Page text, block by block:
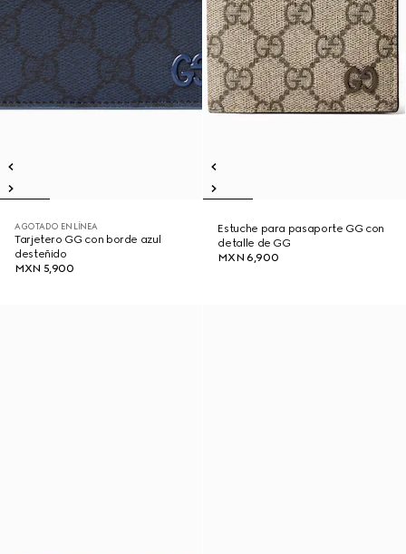
AGOTADO EN LÍNEA
Tarjetero GG con borde azul
desteñido
MXN 5,900
Estuche para pasaporte GG con
detalle de GG
MXN 6,900